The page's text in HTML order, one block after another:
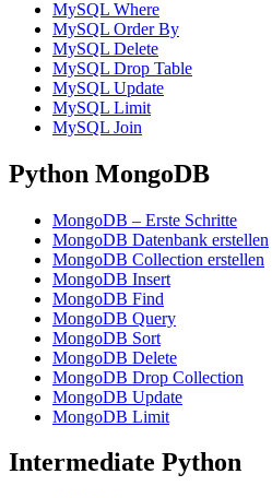
MySQL Where
MySQL Order By
MySQL Delete
MySQL Drop Table
MySQL Update
MySQL Limit
MySQL Join
Python MongoDB
MongoDB – Erste Schritte
MongoDB Datenbank erstellen
MongoDB Collection erstellen
MongoDB Insert
MongoDB Find
MongoDB Query
MongoDB Sort
MongoDB Delete
MongoDB Drop Collection
MongoDB Update
MongoDB Limit
Intermediate Python